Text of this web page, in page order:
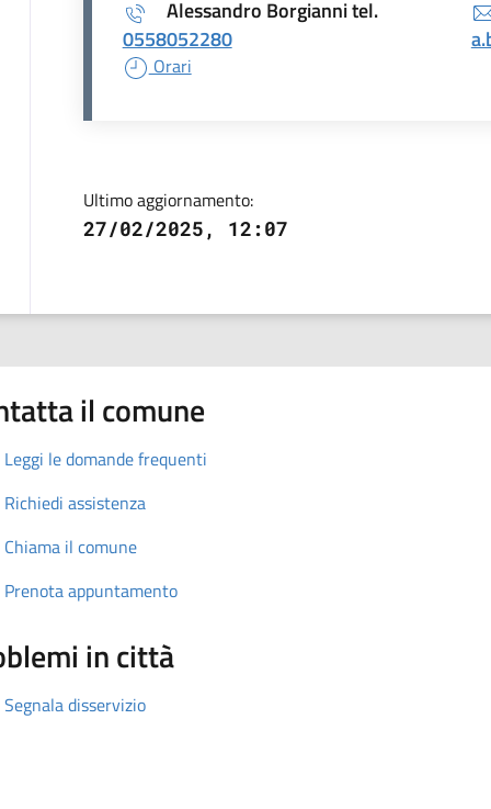
Alessandro Borgianni tel.
0558052280
Orari
Ultimo aggiornamento:
27/02/2025, 12:07
il comune
Leggi le domande frequenti
Richiedi assistenza
Chiama il comune
Prenota appuntamento
in città
Segnala disservizio